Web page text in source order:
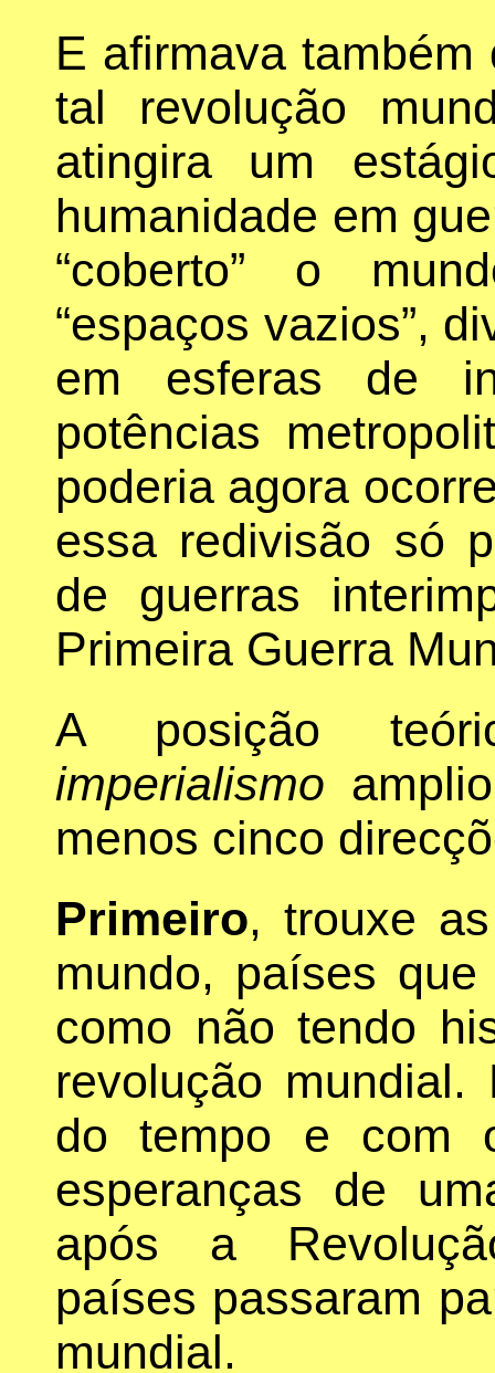
E afirmava
tal revolução
atingira um
humanidade em
“coberto” o
“espaços vazios”,
em esferas de
potências
poderia agora
essa redivisão só
de guerras
Primeira Guerra
A posição
imperialismo
menos cinco
Primeiro, trouxe
mundo, países
como não tendo
revolução
do tempo e com
esperanças de
após a
países passaram
mundial.